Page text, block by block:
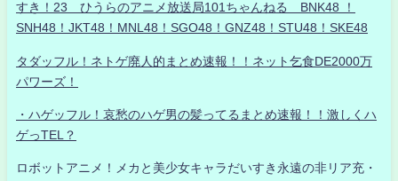
すき！23 ひうらのアニメ放送局101ちゃんねる BNK48 ！
SNH48！JKT48！MNL48！SGO48！GNZ48！STU48！SKE48
タダッフル！ネトゲ廃人的まとめ速報！！ネット乞食DE2000万
パワーズ！
・ハゲッフル！哀愁のハゲ男の髪ってるまとめ速報！！激しくハ
ゲっTEL？
ロボットアニメ！メカと美少女キャラだいすき永遠の非リア充・